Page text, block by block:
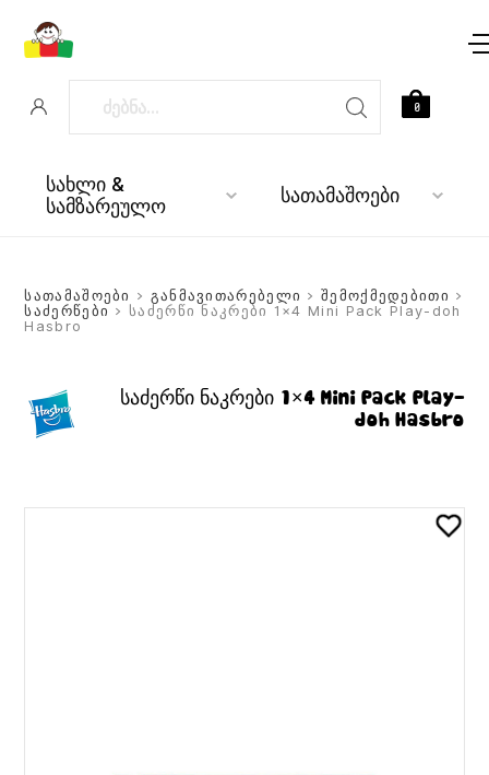
სახლი &
სამზარეულო სათამაშოები
0
სათამაშოები > განმავითარებელი >შემოქმედებითი >
საძერწები > საძერწი ნაკრები 1×4 Mini Pack Play-doh
Hasbro
საძერწი ნაკრები 1×4 Mini Pack Play-
doh Hasbro